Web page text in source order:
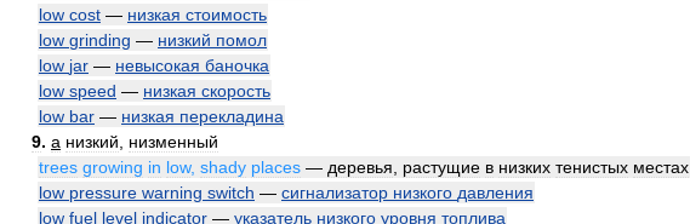
low cost — низкая стоимость
low grinding — низкий помол
low jar — невысокая баночка
low speed — низкая скорость
low bar — низкая перекладина
9. a низкий
низменный
trees growing in low, shady places — деревья растущие в низких тенистых местах
low pressure warning switch — сигнализатор низкого давления
low fuel level indicator — указатель низкого уровня топлива